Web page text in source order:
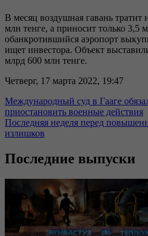
В месяц воздушная гавань тратит
млн тенге, а приносит только
обанкротившийся аэропорт
ищет инвестора. Объект
млрд 600 млн тенге.
Четверг, 17 марта 2022, 19:47
Международный суд в Гааге
приостановить военные действия
Последняя неделя перед
излишков
Последние выпуски